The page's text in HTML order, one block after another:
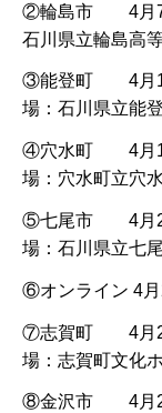
②輪島市 4月7日
石川県立輪島高等
③能登町 4月13
場：石川県立能
④穴水町 4月14
場：穴水町立穴
⑤七尾市 4月20
場：石川県立七
⑥オンライン 4月
⑦志賀町 4月28
場：志賀町文化ホ
⑧金沢市 4月29